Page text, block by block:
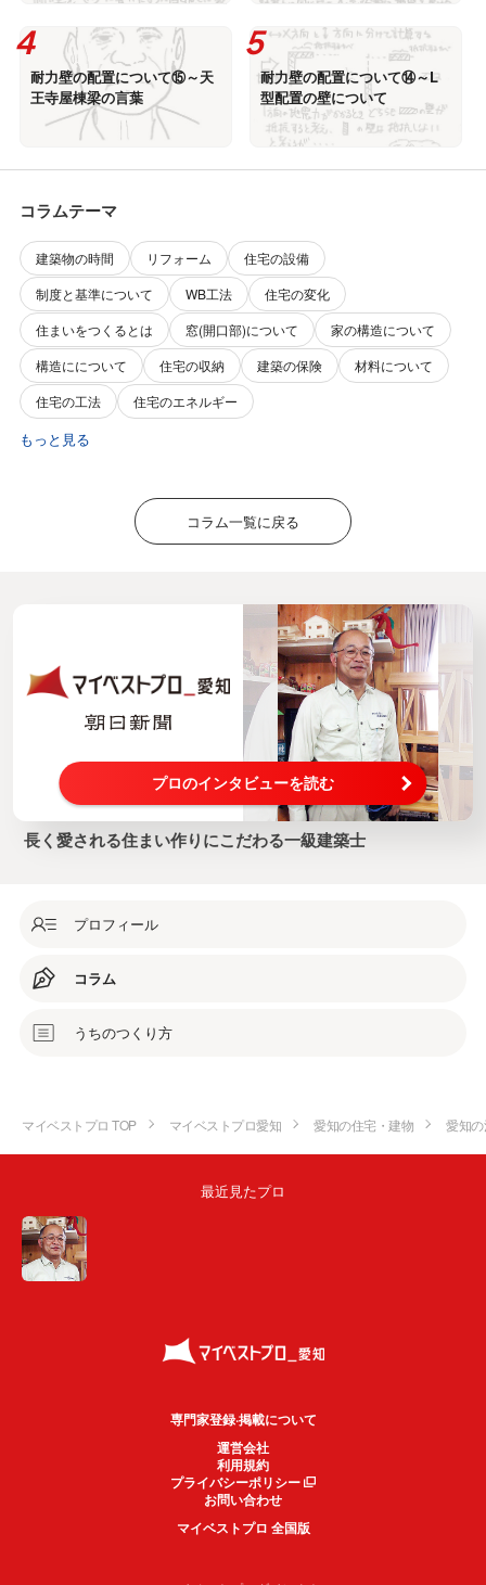
耐力壁の配置について⑮～天
王寺屋棟梁の言葉
耐力壁の配置について⑭～L
型配置の壁について
コラムテーマ
建築物の時間 リフォーム
住宅の設備
制度と基準について
WB工法
住宅の変化
住まいをつくるとは
窓(開口部)について
家の構造について
構造にについて
住宅の収納 建築の保険
材料について
住宅の工法
住宅のエネルギー
もっと見る
コラム一覧に戻る
プロのインタビューを読む
長く愛される住まい作りにこだわる一級建築士
プロフィール
コラム
うちのつくり方
マイベストプロ TOP マイベストプロ愛知 愛知の住宅・建物 愛知
最近見たプロ
専門家登録·掲載について
運営会社
利用規約
プライバシーポリシー
お問い合わせ
マイベストプロ 全国版